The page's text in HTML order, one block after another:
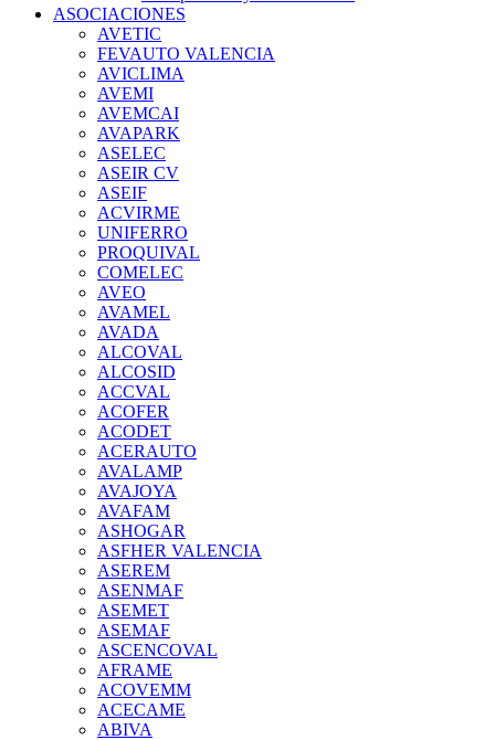
ASOCIACIONES
AVETIC
FEVAUTO VALENCIA
AVICLIMA
AVEMI
AVEMCAI
AVAPARK
ASELEC
ASEIR CV
ASEIF
ACVIRME
UNIFERRO
PROQUIVAL
COMELEC
AVEO
AVAMEL
AVADA
ALCOVAL
ALCOSID
ACCVAL
ACOFER
ACODET
ACERAUTO
AVALAMP
AVAJOYA
AVAFAM
ASHOGAR
ASFHER VALENCIA
ASEREM
ASENMAF
ASEMET
ASEMAF
ASCENCOVAL
AFRAME
ACOVEMM
ACECAME
ABIVA